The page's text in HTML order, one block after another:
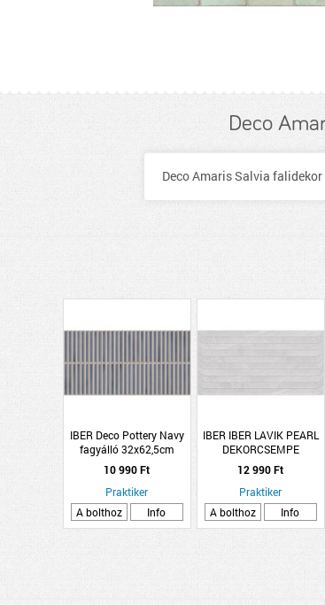
Deco
Deco Amaris Salvia
IBER Deco Pottery Navy
fagyálló 32x62,5cm
sötétkék fényes
dekorcsempe
10 990 Ft
Praktiker
A bolthoz
Info
IBER IBER LAVIK PEARL
DEKORCSEMPE
32X62,5CM,
1M2/CSOMAG,
VILÁGOSSZÜRKE, MATT,
FAGYÁLLÓ
12 990 Ft
Praktiker
A bolthoz
Info